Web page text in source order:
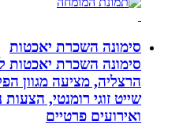
סימונה השכרת יאכטות
סימונה השכרת יאכטות
הרצליה, מציעה מגוון הפלגות
שייט זוגי רומנטי, הצעות
ואירועים פרטיים